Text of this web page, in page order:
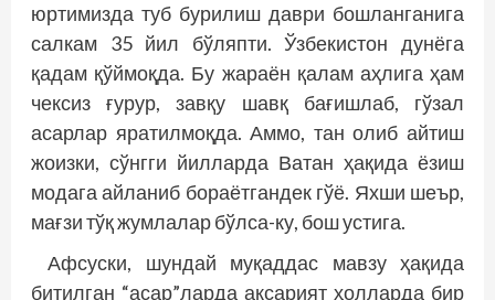
юртимизда туб бурилиш даври бошланганига
салкам 35 йил бўляпти. Ўзбекистон дунёга
қадам қўймоқда. Бу жараён қалам аҳлига ҳам
чексиз ғурур, завқу шавқ бағишлаб, гўзал
асарлар яратилмоқда. Аммо, тан олиб айтиш
жоизки, сўнгги йилларда Ватан ҳақида ёзиш
модага айланиб бораётгандек гўё. Яхши шеър,
мағзи тўқ жумлалар бўлса-ку, бош устига.
Афсуски, шундай муқаддас мавзу ҳақида
битилган “асар”ларда аксарият ҳолларда бир